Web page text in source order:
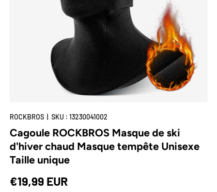
ROCKBROS SKU : 13230041002
Cagoule ROCKBROS Masque de ski
d'hiver chaud Masque tempête Unisexe
Taille unique
Prix habituel
€19,99 EUR